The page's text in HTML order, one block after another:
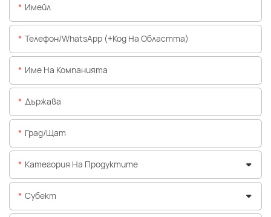
Имейл
Телефон/WhatsApp (+Код На Областта)
Име На Компанията
Държава
Град/щат
Категория На Продуктите
Субект